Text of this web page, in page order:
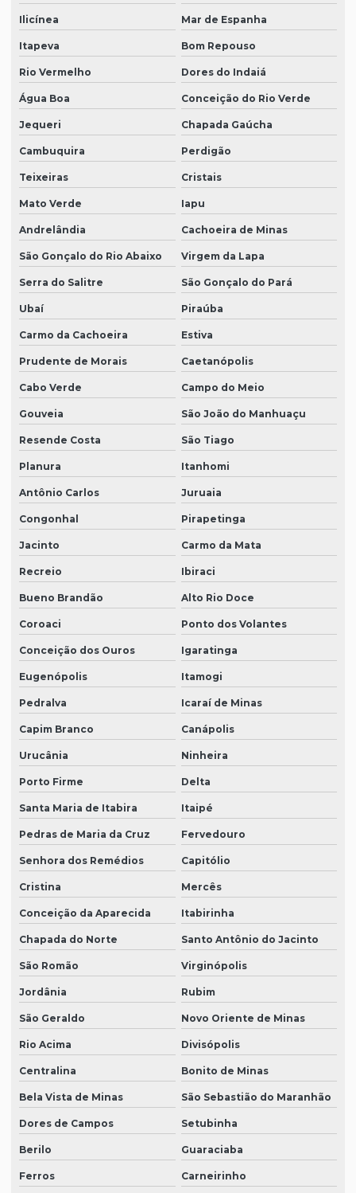
Ilicínea Mar de Espanha
Itapeva Bom Repouso
Rio Vermelho Dores do Indaiá
Água Boa Conceição do Rio Verde
Jequeri Chapada Gaúcha
Cambuquira Perdigão
Teixeiras Cristais
Mato Verde Iapu
Andrelândia Cachoeira de Minas
São Gonçalo do Rio Abaixo Virgem da Lapa
Serra do Salitre São Gonçalo do Pará
Ubaí Piraúba
Carmo da Cachoeira Estiva
Prudente de Morais Caetanópolis
Cabo Verde Campo do Meio
Gouveia São João do Manhuaçu
Resende Costa São Tiago
Planura Itanhomi
Antônio Carlos Juruaia
Congonhal Pirapetinga
Jacinto Carmo da Mata
Recreio Ibiraci
Bueno Brandão Alto Rio Doce
Coroaci Ponto dos Volantes
Conceição dos Ouros Igaratinga
Eugenópolis Itamogi
Pedralva Icaraí de Minas
Capim Branco Canápolis
Urucânia Ninheira
Porto Firme Delta
Santa Maria de Itabira Itaipé
Pedras de Maria da Cruz Fervedouro
Senhora dos Remédios Capitólio
Cristina Mercês
Conceição da Aparecida Itabirinha
Chapada do Norte Santo Antônio do Jacinto
São Romão Virginópolis
Jordânia Rubim
São Geraldo Novo Oriente de Minas
Rio Acima Divisópolis
Centralina Bonito de Minas
Bela Vista de Minas São Sebastião do Maranhão
Dores de Campos Setubinha
Berilo Guaraciaba
Ferros Carneirinho